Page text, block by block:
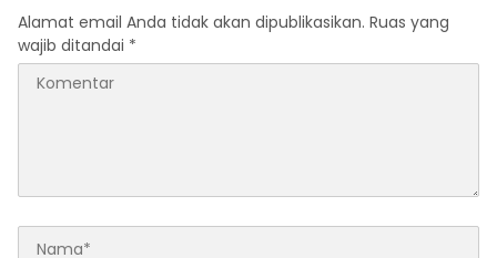
Alamat email Anda tidak akan dipublikasikan. Ruas yang
wajib ditandai *